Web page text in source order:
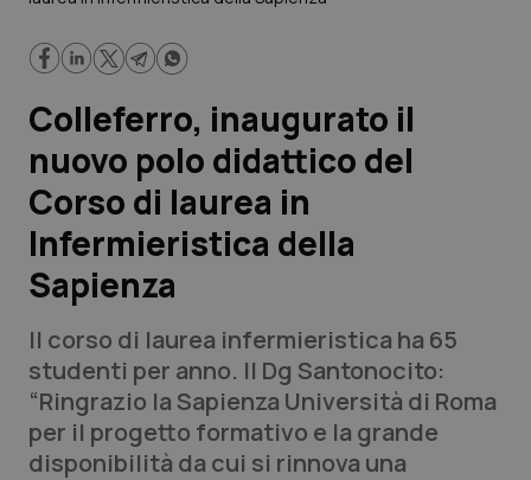
Regioni e Asl
Lavoro e Professioni
Scienza e Farmaci
Studi e Analisi
Lettere al direttore
Edizioni Regionali
QS Pro
Professionisti Sanitari.AI
Colleferro, inaugurato il
nuovo polo didattico del
Corso di laurea in
Infermieristica della
Sapienza
Il corso di laurea infermieristica ha 65
studenti per anno. Il Dg Santonocito:
“Ringrazio la Sapienza Università di Roma
per il progetto formativo e la grande
disponibilità da cui si rinnova una